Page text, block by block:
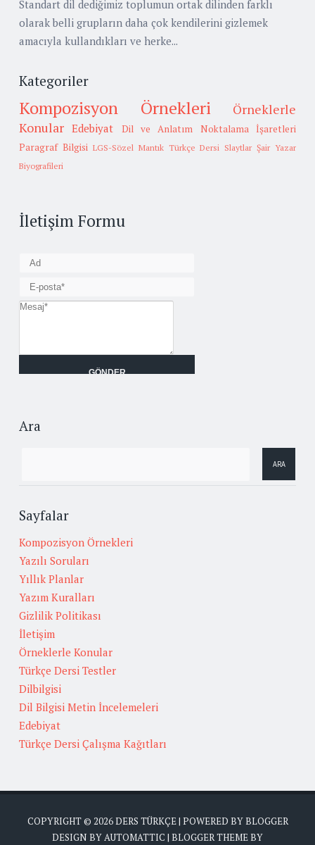
Standart dil dediğimiz toplumun ortak dilinden farklı
olarak belli grupların daha çok kendilerini gizlemek
amacıyla kullandıkları ve herke...
Kategoriler
Kompozisyon Örnekleri
Örneklerle
Konular Edebiyat Dil ve Anlatım
Noktalama İşaretleri
Paragraf Bilgisi LGS-Sözel Mantık Türkçe Dersi Slaytlar Şair Yazar
Biyografileri
İletişim Formu
Ara
Sayfalar
Kompozisyon Örnekleri
Yazılı Soruları
Yıllık Planlar
Yazım Kuralları
Gizlilik Politikası
İletişim
Örneklerle Konular
Türkçe Dersi Testler
Dilbilgisi
Dil Bilgisi Metin İncelemeleri
Edebiyat
Türkçe Dersi Çalışma Kağıtları
COPYRIGHT © 2026DERS TÜRKÇE| POWERED BYBLOGGER
DESIGN BYAUTOMATTIC | BLOGGER THEME BY